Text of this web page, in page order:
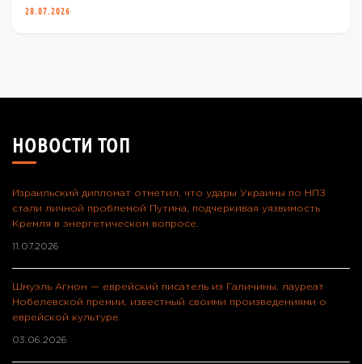
28.07.2026
НОВОСТИ ТОП
Израильский дипломат отметил, что удары Украины по НПЗ
стали личной проблемой Путина, подчеркивая уязвимость
Кремля в энергетическом вопросе.
11.07.2026
Шмуэль Агнон — еврейский писатель из Галичины, лауреат
Нобелевской премии, известный своими произведениями о
еврейской культуре.
03.06.2026